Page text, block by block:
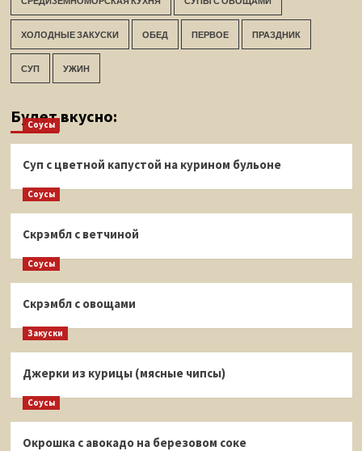
ХОЛОДНЫЕ ЗАКУСКИ ОБЕД ПЕРВОЕ ПРАЗДНИК
СУП УЖИН
Будет вкусно:
Соусы
Суп с цветной капустой на курином бульоне
Соусы
Скрэмбл с ветчиной
Соусы
Скрэмбл с овощами
Закуски
Джерки из курицы (мясные чипсы)
Соусы
Окрошка с авокадо на березовом соке